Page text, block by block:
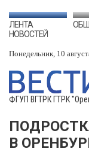
ЛЕНТА
НОВОСТЕЙ
Понедельник, 10
ФГУП ВГТРК ГТРК
В